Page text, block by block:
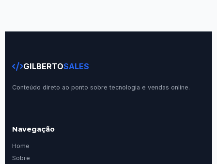
GILBERTOSALES
Conteúdo direto ao ponto sobre tecnologia e vendas online.
Navegação
Home
Sobre